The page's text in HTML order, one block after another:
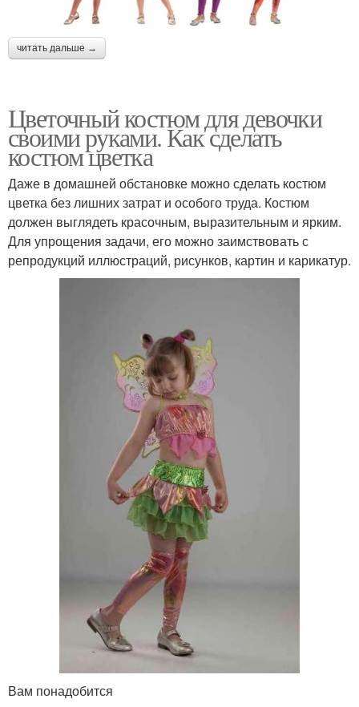
читать дальше →
Цветочный костюм для девочки
своими руками. Как сделать
костюм цветка
Даже в домашней обстановке можно сделать костюм
цветка без лишних затрат и особого труда. Костюм
должен выглядеть красочным, выразительным и ярким.
Для упрощения задачи, его можно заимствовать с
репродукций иллюстраций, рисунков, картин и карикатур.
Вам понадобится